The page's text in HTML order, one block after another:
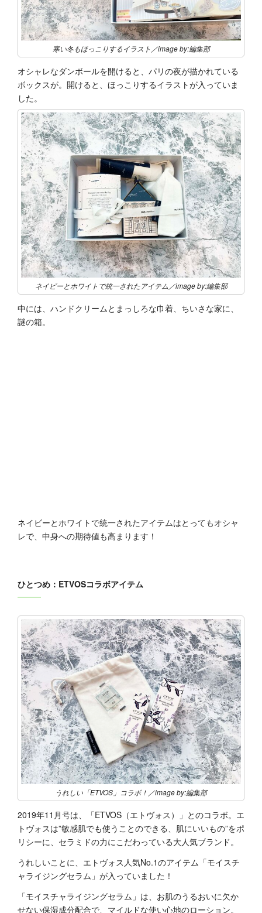
寒い冬もほっこりするイラスト／image by:編集部
オシャレなダンボールを開けると、パリの夜が描かれている
ボックスが。開けると、ほっこりするイラストが入っていま
した。
ネイビーとホワイトで統一されたアイテム／image by:編集部
中には、ハンドクリームとまっしろな巾着、ちいさな家に、
謎の箱。
ネイビーとホワイトで統一されたアイテムはとってもオシャ
レで、中身への期待値も高まります！
ひとつめ：ETVOSコラボアイテム
うれしい「ETVOS」コラボ！／image by:編集部
2019年11月号は、「ETVOS（エトヴォス）」とのコラボ。エ
トヴォスは”敏感肌でも使うことのできる、肌にいいもの”をポ
リシーに、セラミドの力にこだわっている大人気ブランド。
うれしいことに、エトヴォス人気No.1のアイテム「モイスチ
ャライジングセラム」が入っていました！
「モイスチャライジングセラム」は、お肌のうるおいに欠か
せない保湿成分配合で、マイルドな使い心地のローション。